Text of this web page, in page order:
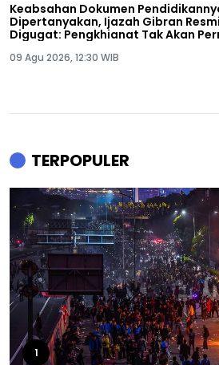
Keabsahan Dokumen
Dipertanyakan, Ijazah Gibran Resmi
Digugat: Pengkhianat Tak Akan
09 Agu 2026, 12:30 WIB
TERPOPULER
1